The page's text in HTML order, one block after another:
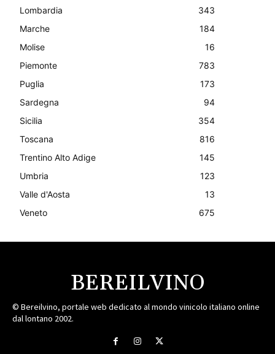
Lombardia
343
Marche
184
Molise
16
Piemonte
783
Puglia
173
Sardegna
94
Sicilia
354
Toscana
816
Trentino Alto Adige
145
Umbria
123
Valle d'Aosta
13
Veneto
675
BEREILVINO
© Bereilvino, portale web dedicato al mondo vinicolo italiano online
dal lontano 2002.